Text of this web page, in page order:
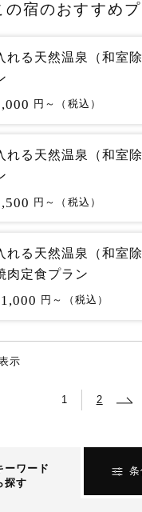
の宿のおすすめ
れる天然温泉（和室
円～（税込）
れる天然温泉（和室
円～（税込）
れる天然温泉（和室
肉定食プラン
円～（税込）
示
1 2
ーワード
探す